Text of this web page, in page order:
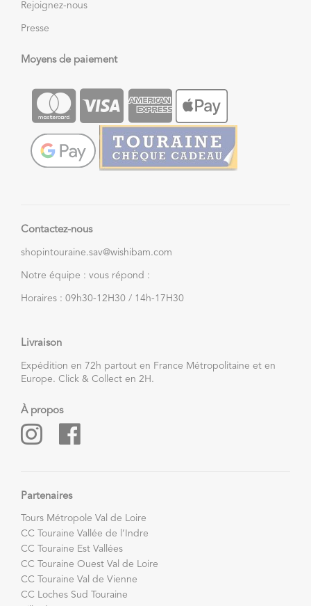
Rejoignez-nous
Presse
Moyens de paiement
Contactez-nous
shopintouraine.sav@wishibam.com
Notre équipe : vous répond :
Horaires : 09h30-12H30 / 14h-17H30
Livraison
Expédition en 72h partout en France Métropolitaine et en
Europe. Click & Collect en 2H.
À propos
Partenaires
Tours Métropole Val de Loire
CC Touraine Vallée de l’Indre
CC Touraine Est Vallées
CC Touraine Ouest Val de Loire
CC Touraine Val de Vienne
CC Loches Sud Touraine